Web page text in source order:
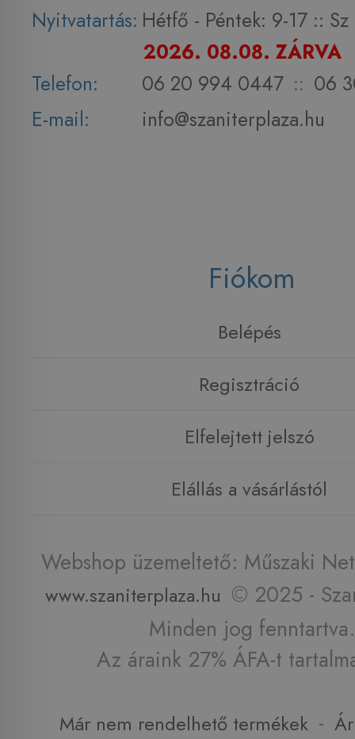
Nyitvatartás: Hétfő - Péntek: 9-17 :: Sz
2026. 08.08. ZÁRVA
Telefon:
06 20 994 0447 :: 06
E-mail:
info@szaniterplaza.hu
Fiókom
Belépés
Regisztráció
Elfelejtett jelszó
Elállás a vásárlástól
Webshop üzemeltető: Műszaki
www.szaniterplaza.hu © 2025 -
Minden jog fenntartva.
Az áraink 27% ÁFA-t
Már nem rendelhető termékek -